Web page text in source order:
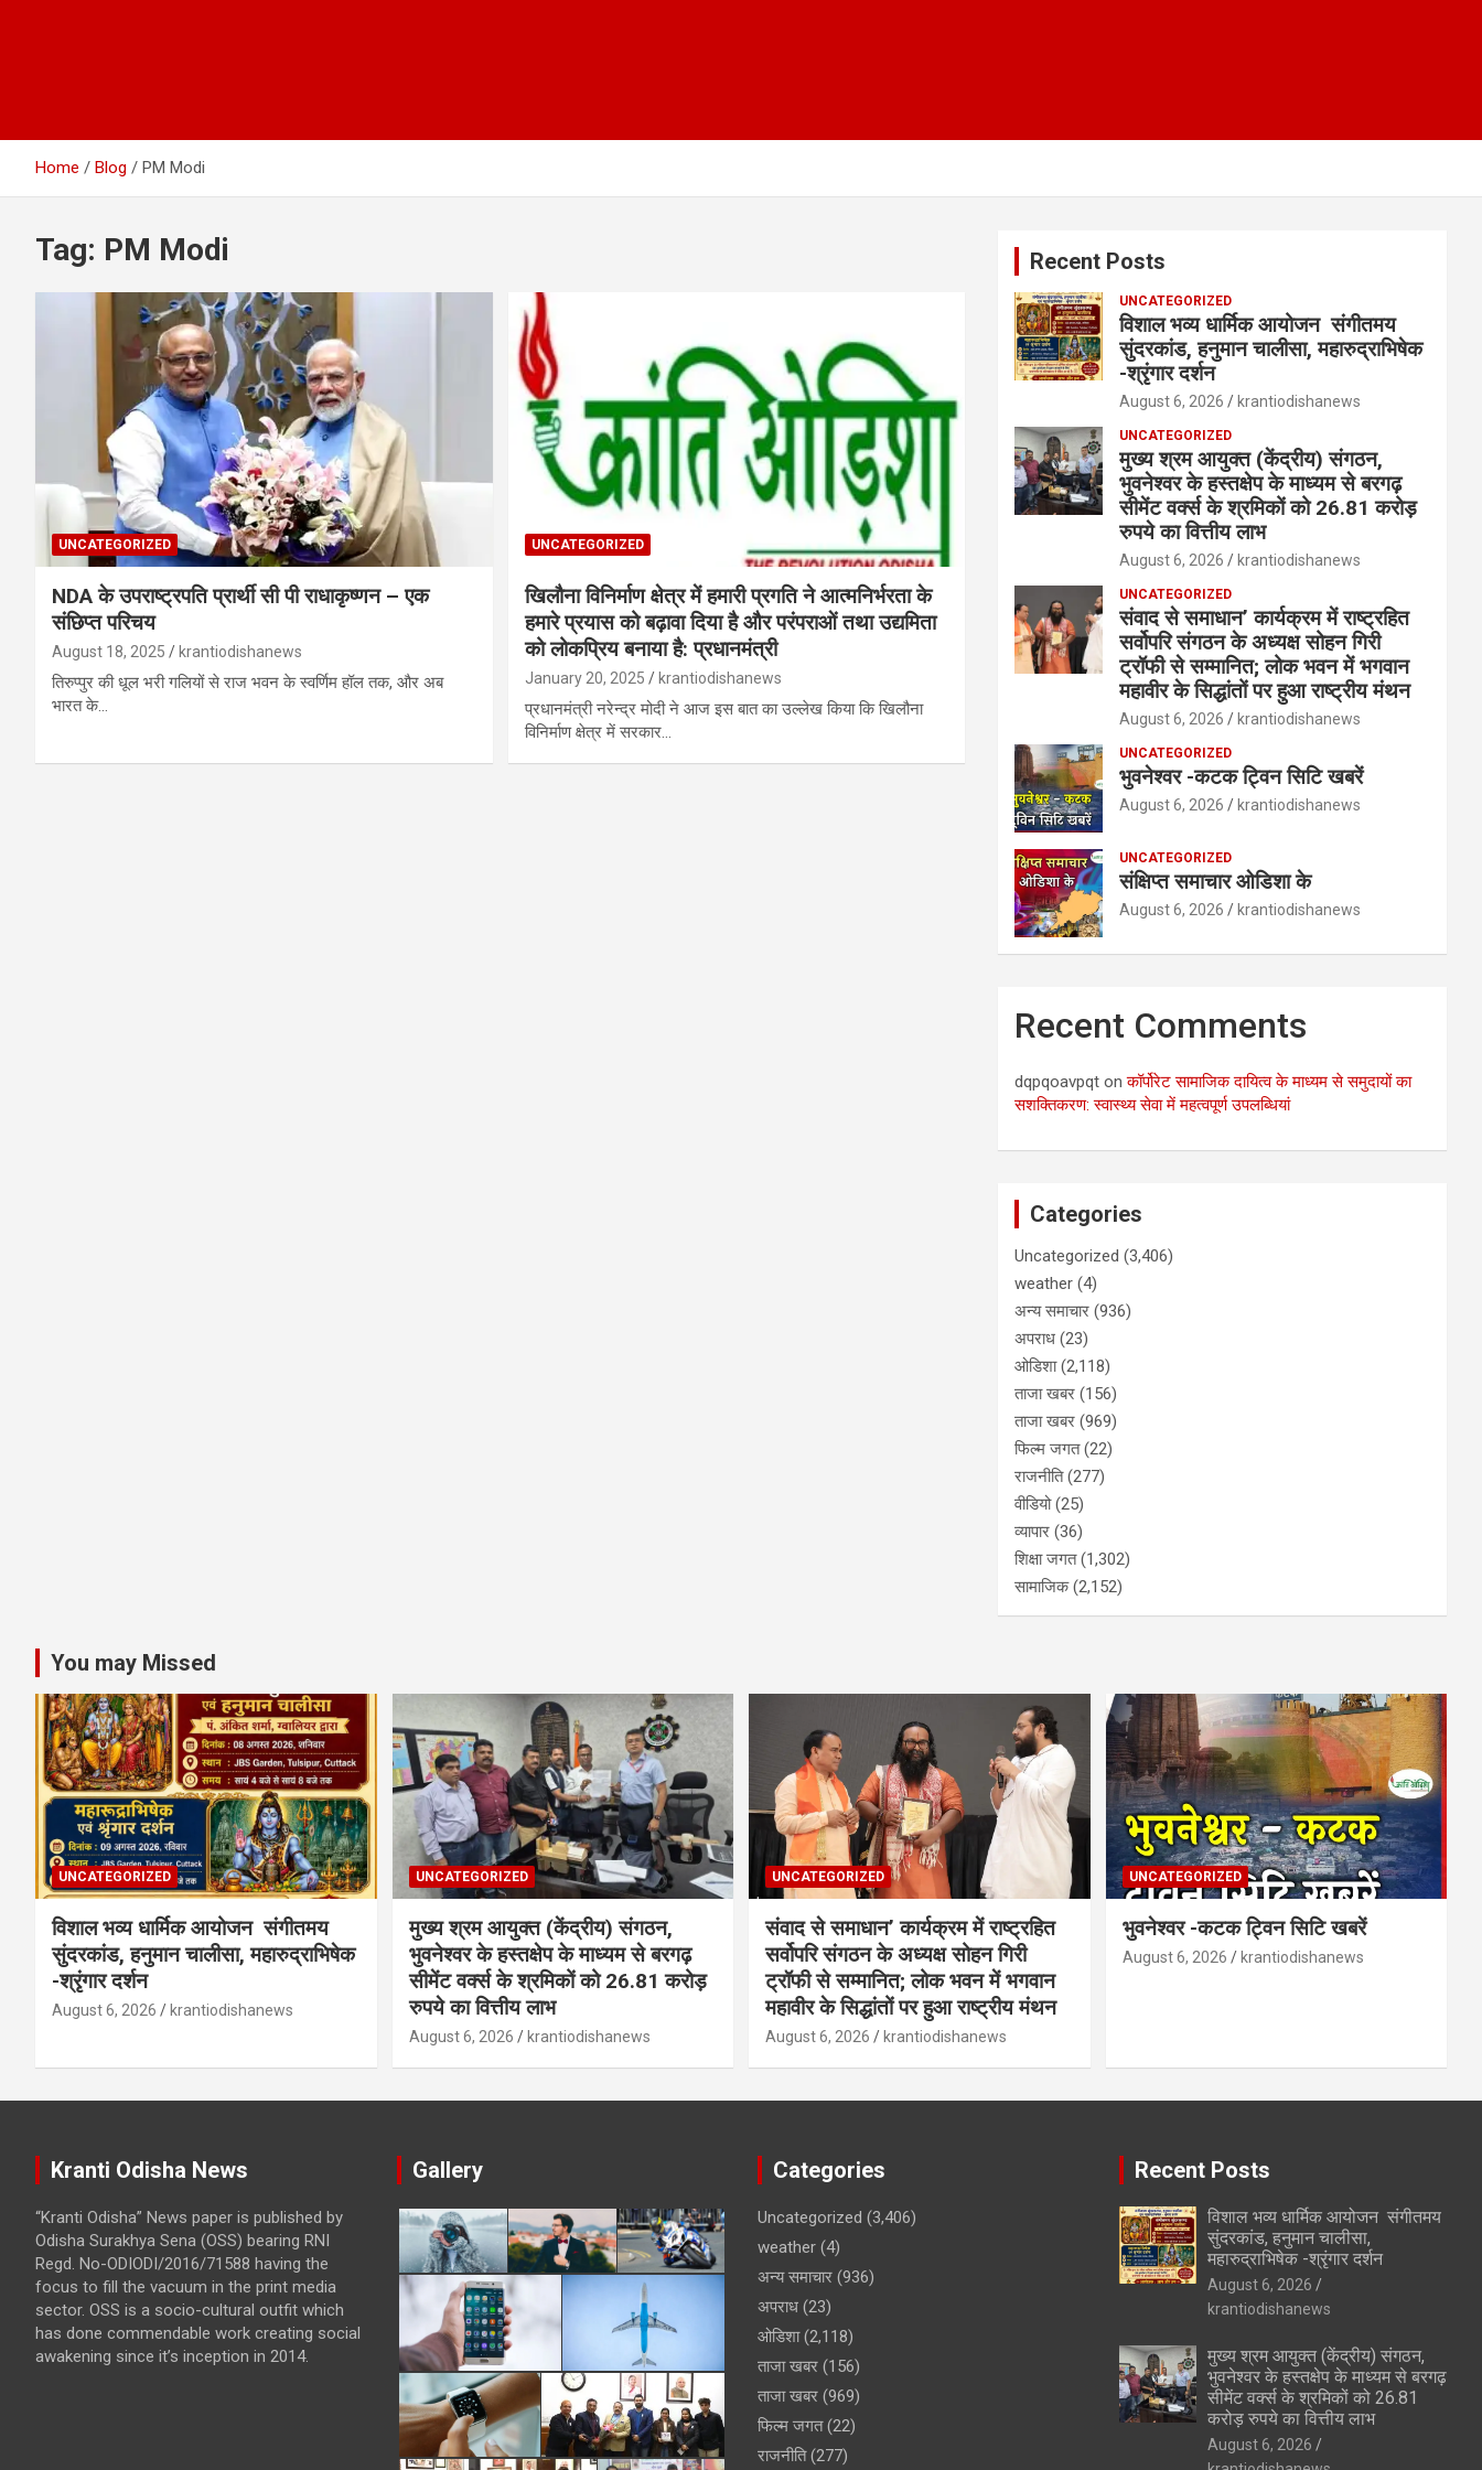
Home Blog PM Modi
Tag: PM Modi
UNCATEGORIZED
NDA के उपराष्ट्रपति प्रार्थी सी पी राधाकृष्णन – एक
संछिप्त परिचय
August 18, 2025 krantiodishanews
तिरुप्पुर की धूल भरी गलियों से राज भवन के स्वर्णिम हॉल तक, और अब
भारत के…
UNCATEGORIZED
खिलौना विनिर्माण क्षेत्र में हमारी प्रगति ने आत्मनिर्भरता के
हमारे प्रयास को बढ़ावा दिया है और परंपराओं तथा उद्यमिता
को लोकप्रिय बनाया है: प्रधानमंत्री
January 20, 2025 krantiodishanews
प्रधानमंत्री नरेन्द्र मोदी ने आज इस बात का उल्लेख किया कि खिलौना
विनिर्माण क्षेत्र में सरकार…
Recent Posts
UNCATEGORIZED
विशाल भव्य धार्मिक आयोजन संगीतमय
सुंदरकांड, हनुमान चालीसा, महारुद्राभिषेक
-श्रृंगार दर्शन
August 6, 2026 krantiodishanews
UNCATEGORIZED
मुख्य श्रम आयुक्त (केंद्रीय) संगठन,
भुवनेश्वर के हस्तक्षेप के माध्यम से बरगढ़
सीमेंट वर्क्स के श्रमिकों को 26.81 करोड़
रुपये का वित्तीय लाभ
August 6, 2026 krantiodishanews
UNCATEGORIZED
संवाद से समाधान’ कार्यक्रम में राष्ट्रहित
सर्वोपरि संगठन के अध्यक्ष सोहन गिरी
ट्रॉफी से सम्मानित; लोक भवन में भगवान
महावीर के सिद्धांतों पर हुआ राष्ट्रीय मंथन
August 6, 2026 krantiodishanews
UNCATEGORIZED
भुवनेश्वर -कटक ट्विन सिटि खबरें
August 6, 2026 krantiodishanews
UNCATEGORIZED
संक्षिप्त समाचार ओडिशा के
August 6, 2026 krantiodishanews
Recent Comments
dqpqoavpqt onकॉर्पोरेट सामाजिक दायित्व के माध्यम से समुदायों का
सशक्तिकरण: स्वास्थ्य सेवा में महत्वपूर्ण उपलब्धियां
Categories
Uncategorized (3,406)
weather (4)
अन्य समाचार (936)
अपराध (23)
ओडिशा(2,118)
ताजा खबर (156)
ताजा खबर (969)
फिल्म जगत(22)
राजनीति(277)
वीडियो(25)
व्यापार (36)
शिक्षा जगत(1,302)
सामाजिक(2,152)
You may Missed
UNCATEGORIZED
विशाल भव्य धार्मिक आयोजन संगीतमय
सुंदरकांड, हनुमान चालीसा, महारुद्राभिषेक
-श्रृंगार दर्शन
August 6, 2026 krantiodishanews
UNCATEGORIZED
मुख्य श्रम आयुक्त (केंद्रीय) संगठन,
भुवनेश्वर के हस्तक्षेप के माध्यम से बरगढ़
सीमेंट वर्क्स के श्रमिकों को 26.81 करोड़
रुपये का वित्तीय लाभ
August 6, 2026 krantiodishanews
UNCATEGORIZED
संवाद से समाधान’ कार्यक्रम में राष्ट्रहित
सर्वोपरि संगठन के अध्यक्ष सोहन गिरी
ट्रॉफी से सम्मानित; लोक भवन में भगवान
महावीर के सिद्धांतों पर हुआ राष्ट्रीय मंथन
August 6, 2026 krantiodishanews
UNCATEGORIZED
भुवनेश्वर -कटक ट्विन सिटि खबरें
August 6, 2026 krantiodishanews
Kranti Odisha News
“Kranti Odisha” News paper is published by
Odisha Surakhya Sena (OSS) bearing RNI
Regd. No-ODIODI/2016/71588 having the
focus to fill the vacuum in the print media
sector. OSS is a socio-cultural outfit which
has done commendable work creating social
awakening since it’s inception in 2014.
Gallery Categories
Uncategorized (3,406)
weather (4)
अन्य समाचार (936)
अपराध (23)
ओडिशा(2,118)
ताजा खबर (156)
ताजा खबर (969)
फिल्म जगत(22)
राजनीति(277)
Recent Posts
विशाल भव्य धार्मिक आयोजन संगीतमय
सुंदरकांड, हनुमान चालीसा,
महारुद्राभिषेक -श्रृंगार दर्शन
August 6, 2026
krantiodishanews
मुख्य श्रम आयुक्त (केंद्रीय) संगठन,
भुवनेश्वर के हस्तक्षेप के माध्यम से बरगढ़
सीमेंट वर्क्स के श्रमिकों को 26.81
करोड़ रुपये का वित्तीय लाभ
August 6, 2026